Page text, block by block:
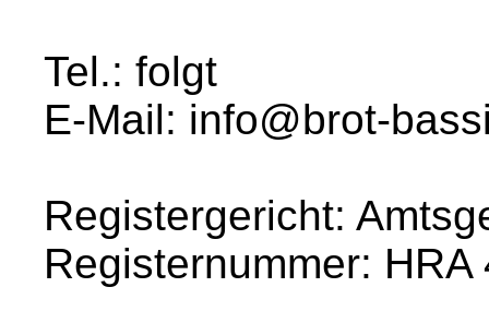
Tel.: folgt
E-Mail: info@brot-
Registergericht:
Registernummer: HRA